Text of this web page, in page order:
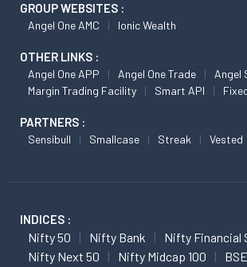
GROUP WEBSITES :
Angel One AMC Ionic Wealth
OTHER LINKS :
Angel One APP Angel One Trade
Angel
Margin Trading Facility
Smart API
PARTNERS :
Sensibull Smallcase Streak Vested
INDICES :
Nifty 50 Nifty Bank
Nifty Financial
Nifty Next 50
Nifty Midcap 100